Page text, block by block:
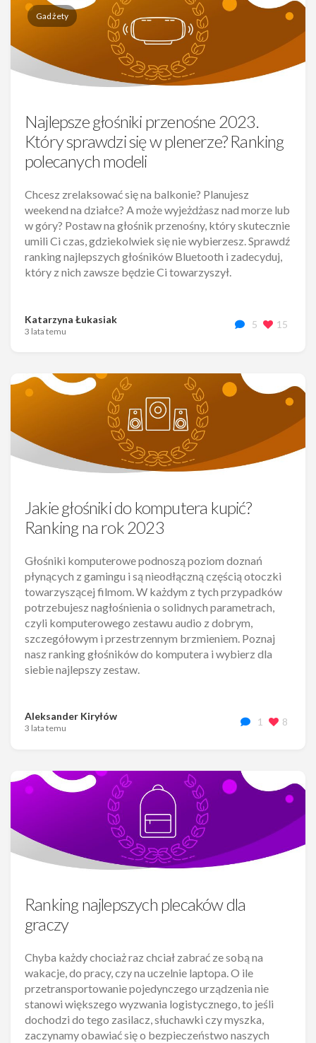
Gadżety
Najlepsze głośniki przenośne 2023.
Który sprawdzi się w plenerze? Ranking
polecanych modeli
Chcesz zrelaksować się na balkonie? Planujesz
weekend na działce? A może wyjeżdżasz nad morze lub
w góry? Postaw na głośnik przenośny, który skutecznie
umili Ci czas, gdziekolwiek się nie wybierzesz. Sprawdź
ranking najlepszych głośników Bluetooth i zadecyduj,
który z nich zawsze będzie Ci towarzyszył.
Katarzyna Łukasiak
3 lata temu
5 15
Jakie głośniki do komputera kupić?
Ranking na rok 2023
Głośniki komputerowe podnoszą poziom doznań
płynących z gamingu i są nieodłączną częścią otoczki
towarzyszącej filmom. W każdym z tych przypadków
potrzebujesz nagłośnienia o solidnych parametrach,
czyli komputerowego zestawu audio z dobrym,
szczegółowym i przestrzennym brzmieniem. Poznaj
nasz ranking głośników do komputera i wybierz dla
siebie najlepszy zestaw.
Aleksander Kiryłów
3 lata temu
1 8
Ranking najlepszych plecaków dla
graczy
Chyba każdy chociaż raz chciał zabrać ze sobą na
wakacje, do pracy, czy na uczelnie laptopa. O ile
przetransportowanie pojedynczego urządzenia nie
stanowi większego wyzwania logistycznego, to jeśli
dochodzi do tego zasilacz, słuchawki czy myszka,
zaczynamy obawiać się o bezpieczeństwo naszych